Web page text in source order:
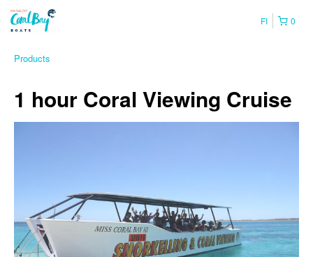
0
FI
Products
1 hour Coral Viewing Cruise